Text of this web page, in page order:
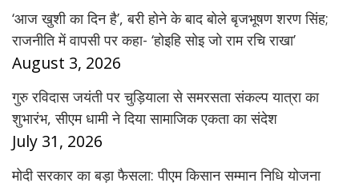
‘आज खुशी का दिन है’, बरी होने के बाद बोले बृजभूषण शरण सिंह;
राजनीति में वापसी पर कहा- ‘होइहि सोइ जो राम रचि राखा’
August 3, 2026
गुरु रविदास जयंती पर चुड़ियाला से समरसता संकल्प यात्रा का
शुभारंभ, सीएम धामी ने दिया सामाजिक एकता का संदेश
July 31, 2026
मोदी सरकार का बड़ा फैसला: पीएम किसान सम्मान निधि योजना